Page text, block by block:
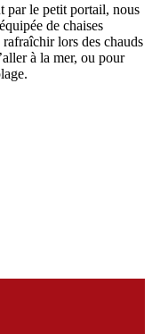
par le petit portail, nous
de chaises
rafraîchir lors des chauds
à la mer, ou pour